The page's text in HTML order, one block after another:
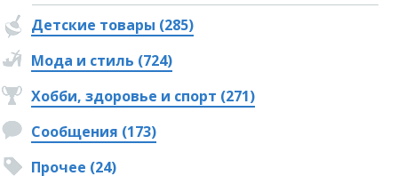
Детские товары (285)
Мода и стиль (724)
Хобби, здоровье и спорт (271)
Сообщения (173)
Прочее (24)